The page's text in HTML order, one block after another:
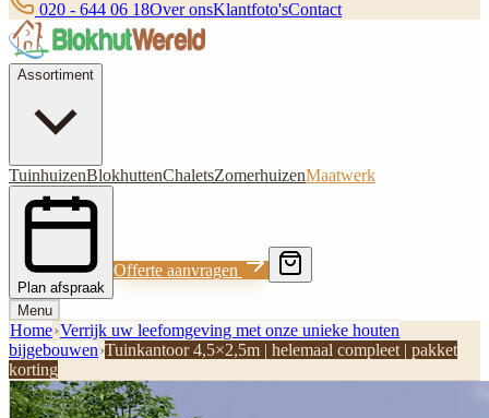
020 - 644 06 18Over onsKlantfoto'sContact
Assortiment
TuinhuizenBlokhuttenChaletsZomerhuizenMaatwerk
Plan afspraak
Offerte aanvragen
Menu
Home›Verrijk uw leefomgeving met onze unieke houten
bijgebouwen›Tuinkantoor 4,5×2,5m | helemaal compleet | pakket
korting